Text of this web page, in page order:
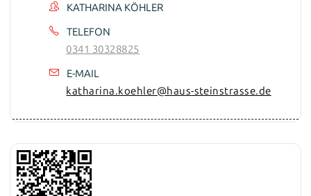
KATHARINA KÖHLER
TELEFON
0341 30328825
E-MAIL
katharina.koehler@haus-steinstrasse.de